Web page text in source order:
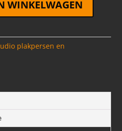
WINKELWAGEN
plakpersen en